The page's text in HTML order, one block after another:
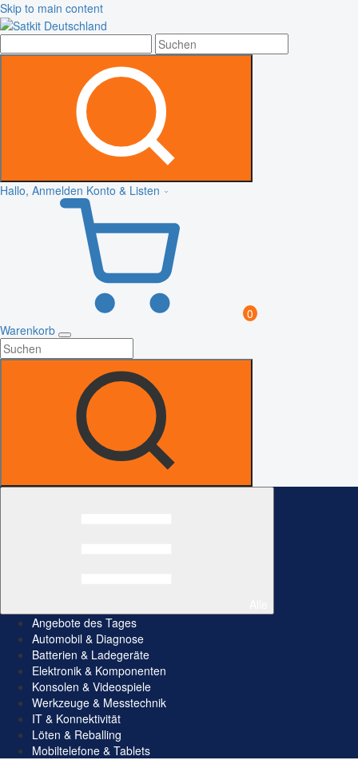
Skip to main content
Hallo, Anmelden Konto & Listen
0
Warenkorb
Angebote des Tages
Automobil & Diagnose
Batterien & Ladegeräte
Elektronik & Komponenten
Konsolen & Videospiele
Werkzeuge & Messtechnik
IT & Konnektivität
Löten & Reballing
Mobiltelefone & Tablets